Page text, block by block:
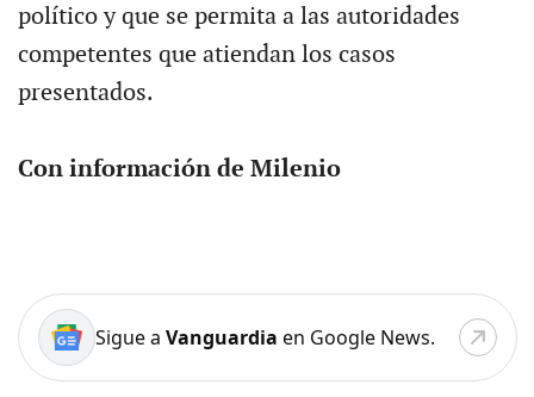
político y que se permita a las autoridades
competentes que atiendan los casos
presentados.
Con información de Milenio
Sigue a Vanguardia en Google News.